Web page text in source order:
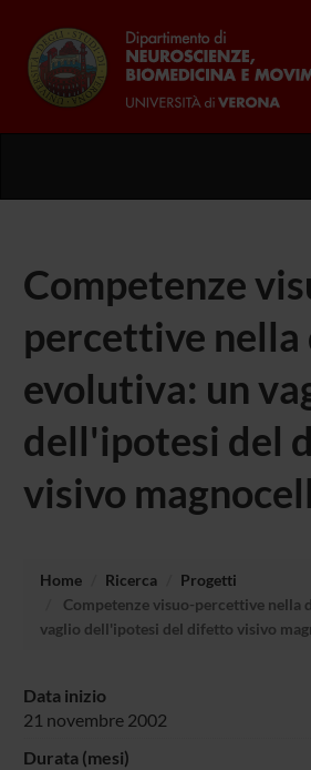
Competenze
percettive nella
evolutiva: un
dell'ipotesi del
visivo
Home Ricerca
Progetti
Competenze visuo-percettive nella
vaglio dell'ipotesi del difetto visivo
Data inizio
21 novembre 2002
Durata (mesi)